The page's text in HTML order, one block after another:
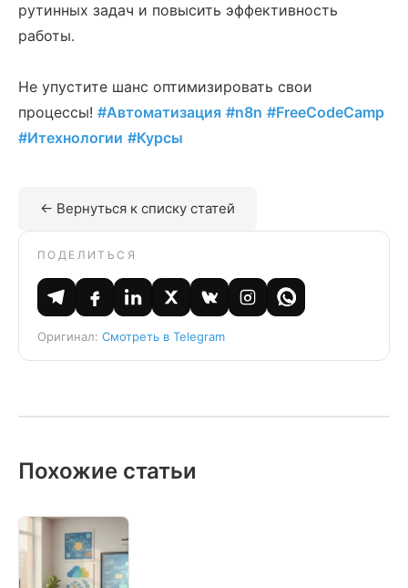
рутинных задач и повысить эффективность
работы.
Не упустите шанс оптимизировать свои
процессы! #Автоматизация #n8n #FreeCodeCamp
#Итехнологии #Курсы
← Вернуться к списку статей
ПОДЕЛИТЬСЯ
Оригинал: Смотреть в Telegram
Похожие статьи